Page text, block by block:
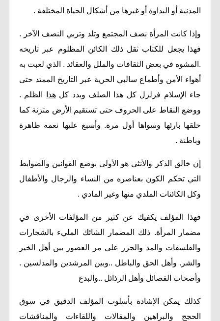
المدنية أو البداوة أو غيرها من أشكال الحياة المختلفة .
وإذا كانت المرأة نصف المجتمع وتلد وتربي النصف الآخر .
فهذا يجعل للكتاب ثقل ذلك الكائن المظلوم عبر تاريخه
.المشوه في بعض الثقافات والملل والعقائد . الذي لعبت به
أهواء الأمن وأطماع سالبي الحرية عبر التاريخ الممتد حتى
جاء الإسلام فزلزل كل هذا الصلف وبدد كلهذا
الظلم .
ووضع النقاط على الحروف حتى تستقيم الأرض متزنة كما
خلقها بارئها وسواها أول مرة. وأسبغ عليها نعمه ظاهرة
وباطنة .
إن خالق الذكر والأنثى هو الأولى بوضع القوانين والضوابط
التي تحكم الكون بعناصره من النساء والرجال والأطفال
وكل الكائنات الملدي منها وغير المادي .
فهذا المؤلف يكفيك عن كثير من المؤلفات الأخرى في
مضمار المرأة. ذلك المضمار الشائك المليء بالشجارات
والفلسفات والمد والجزر على مر العصور بين أهل الخير
والشر. وأهل الحق والباطل ..وبين المرشدين والمدلسين .
وأصحاب الفصائل وأهل الرذائل ..والبدع
كذلك يمكن الإشادة بأسلوب المؤلف الدقيق في سوق
الحجج والبراهين والمقالات واللقاءات والمناقشات